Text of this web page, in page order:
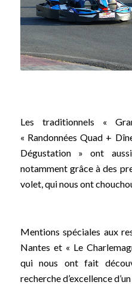
Les traditionnels «
« Randonnées Quad +
Dégustation » ont
notamment grâce à des
volet, qui nous ont
Mentions spéciales aux
Nantes et « Le
qui nous ont fait
recherche d’excellence